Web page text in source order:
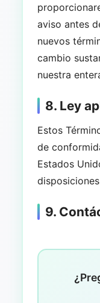
aviso antes
nuevos
cambio
nuestra
8. Ley
Estos
de
Estados
9.